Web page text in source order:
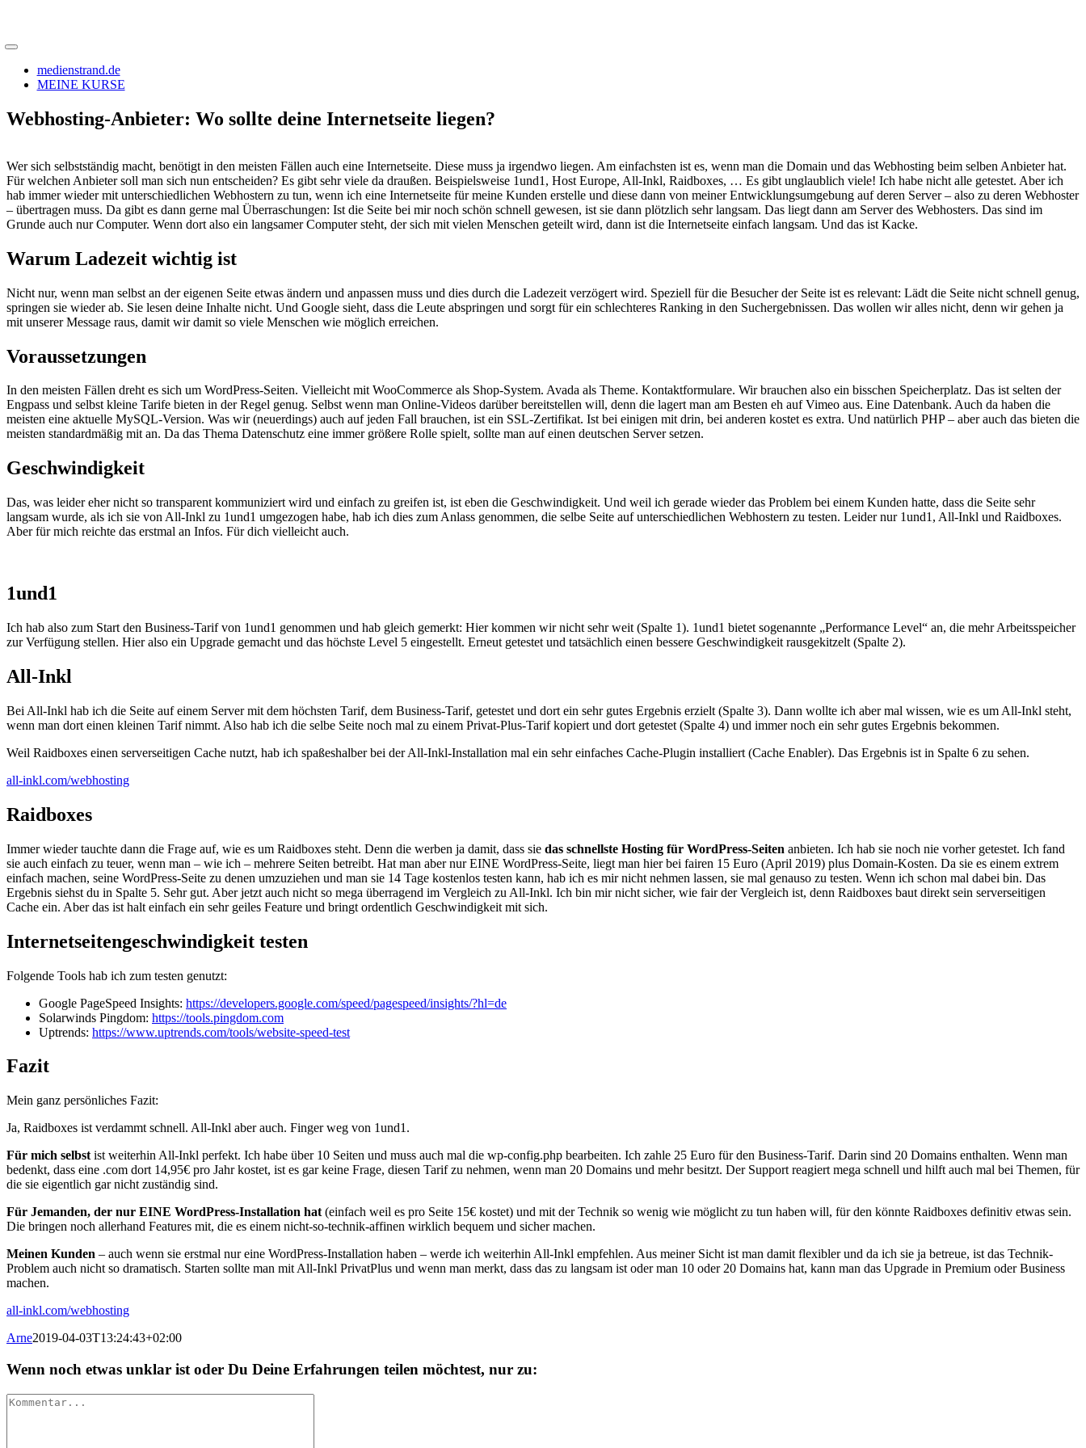
medienstrand.de
MEINE KURSE
Webhosting-Anbieter: Wo sollte deine Internetseite liegen?
Wer sich selbstständig macht, benötigt in den meisten Fällen auch eine Internetseite. Diese muss ja irgendwo liegen. Am einfachsten ist es, wenn man die Domain und das Webhosting beim selben Anbieter hat.
Für welchen Anbieter soll man sich nun entscheiden? Es gibt sehr viele da draußen. Beispielsweise 1und1, Host Europe, All-Inkl, Raidboxes, … Es gibt unglaublich viele! Ich habe nicht alle getestet. Aber ich
hab immer wieder mit unterschiedlichen Webhostern zu tun, wenn ich eine Internetseite für meine Kunden erstelle und diese dann von meiner Entwicklungsumgebung auf deren Server – also zu deren Webhoster
– übertragen muss. Da gibt es dann gerne mal Überraschungen: Ist die Seite bei mir noch schön schnell gewesen, ist sie dann plötzlich sehr langsam. Das liegt dann am Server des Webhosters. Das sind im
Grunde auch nur Computer. Wenn dort also ein langsamer Computer steht, der sich mit vielen Menschen geteilt wird, dann ist die Internetseite einfach langsam. Und das ist Kacke.
Warum Ladezeit wichtig ist
Nicht nur, wenn man selbst an der eigenen Seite etwas ändern und anpassen muss und dies durch die Ladezeit verzögert wird. Speziell für die Besucher der Seite ist es relevant: Lädt die Seite nicht schnell genug,
springen sie wieder ab. Sie lesen deine Inhalte nicht. Und Google sieht, dass die Leute abspringen und sorgt für ein schlechteres Ranking in den Suchergebnissen. Das wollen wir alles nicht, denn wir gehen ja
mit unserer Message raus, damit wir damit so viele Menschen wie möglich erreichen.
Voraussetzungen
In den meisten Fällen dreht es sich um WordPress-Seiten. Vielleicht mit WooCommerce als Shop-System. Avada als Theme. Kontaktformulare. Wir brauchen also ein bisschen Speicherplatz. Das ist selten der
Engpass und selbst kleine Tarife bieten in der Regel genug. Selbst wenn man Online-Videos darüber bereitstellen will, denn die lagert man am Besten eh auf Vimeo aus. Eine Datenbank. Auch da haben die
meisten eine aktuelle MySQL-Version. Was wir (neuerdings) auch auf jeden Fall brauchen, ist ein SSL-Zertifikat. Ist bei einigen mit drin, bei anderen kostet es extra. Und natürlich PHP – aber auch das bieten die
meisten standardmäßig mit an. Da das Thema Datenschutz eine immer größere Rolle spielt, sollte man auf einen deutschen Server setzen.
Geschwindigkeit
Das, was leider eher nicht so transparent kommuniziert wird und einfach zu greifen ist, ist eben die Geschwindigkeit. Und weil ich gerade wieder das Problem bei einem Kunden hatte, dass die Seite sehr
langsam wurde, als ich sie von All-Inkl zu 1und1 umgezogen habe, hab ich dies zum Anlass genommen, die selbe Seite auf unterschiedlichen Webhostern zu testen. Leider nur 1und1, All-Inkl und Raidboxes.
Aber für mich reichte das erstmal an Infos. Für dich vielleicht auch.
1und1
Ich hab also zum Start den Business-Tarif von 1und1 genommen und hab gleich gemerkt: Hier kommen wir nicht sehr weit (Spalte 1). 1und1 bietet sogenannte „Performance Level“ an, die mehr Arbeitsspeicher
zur Verfügung stellen. Hier also ein Upgrade gemacht und das höchste Level 5 eingestellt. Erneut getestet und tatsächlich einen bessere Geschwindigkeit rausgekitzelt (Spalte 2).
All-Inkl
Bei All-Inkl hab ich die Seite auf einem Server mit dem höchsten Tarif, dem Business-Tarif, getestet und dort ein sehr gutes Ergebnis erzielt (Spalte 3). Dann wollte ich aber mal wissen, wie es um All-Inkl steht,
wenn man dort einen kleinen Tarif nimmt. Also hab ich die selbe Seite noch mal zu einem Privat-Plus-Tarif kopiert und dort getestet (Spalte 4) und immer noch ein sehr gutes Ergebnis bekommen.
Weil Raidboxes einen serverseitigen Cache nutzt, hab ich spaßeshalber bei der All-Inkl-Installation mal ein sehr einfaches Cache-Plugin installiert (Cache Enabler). Das Ergebnis ist in Spalte 6 zu sehen.
all-inkl.com/webhosting
Raidboxes
Immer wieder tauchte dann die Frage auf, wie es um Raidboxes steht. Denn die werben ja damit, dass sie das schnellste Hosting für WordPress-Seiten anbieten. Ich hab sie noch nie vorher getestet. Ich fand
sie auch einfach zu teuer, wenn man – wie ich – mehrere Seiten betreibt. Hat man aber nur EINE WordPress-Seite, liegt man hier bei fairen 15 Euro (April 2019) plus Domain-Kosten. Da sie es einem extrem
einfach machen, seine WordPress-Seite zu denen umzuziehen und man sie 14 Tage kostenlos testen kann, hab ich es mir nicht nehmen lassen, sie mal genauso zu testen. Wenn ich schon mal dabei bin. Das
Ergebnis siehst du in Spalte 5. Sehr gut. Aber jetzt auch nicht so mega überragend im Vergleich zu All-Inkl. Ich bin mir nicht sicher, wie fair der Vergleich ist, denn Raidboxes baut direkt sein serverseitigen
Cache ein. Aber das ist halt einfach ein sehr geiles Feature und bringt ordentlich Geschwindigkeit mit sich.
Internetseitengeschwindigkeit testen
Folgende Tools hab ich zum testen genutzt:
Google PageSpeed Insights: https://developers.google.com/speed/pagespeed/insights/?hl=de
Solarwinds Pingdom: https://tools.pingdom.com
Uptrends: https://www.uptrends.com/tools/website-speed-test
Fazit
Mein ganz persönliches Fazit:
Ja, Raidboxes ist verdammt schnell. All-Inkl aber auch. Finger weg von 1und1.
Für mich selbst ist weiterhin All-Inkl perfekt. Ich habe über 10 Seiten und muss auch mal die wp-config.php bearbeiten. Ich zahle 25 Euro für den Business-Tarif. Darin sind 20 Domains enthalten. Wenn man
bedenkt, dass eine .com dort 14,95€ pro Jahr kostet, ist es gar keine Frage, diesen Tarif zu nehmen, wenn man 20 Domains und mehr besitzt. Der Support reagiert mega schnell und hilft auch mal bei Themen, für
die sie eigentlich gar nicht zuständig sind.
Für Jemanden, der nur EINE WordPress-Installation hat (einfach weil es pro Seite 15€ kostet) und mit der Technik so wenig wie möglicht zu tun haben will, für den könnte Raidboxes definitiv etwas sein.
Die bringen noch allerhand Features mit, die es einem nicht-so-technik-affinen wirklich bequem und sicher machen.
Meinen Kunden – auch wenn sie erstmal nur eine WordPress-Installation haben – werde ich weiterhin All-Inkl empfehlen. Aus meiner Sicht ist man damit flexibler und da ich sie ja betreue, ist das Technik-
Problem auch nicht so dramatisch. Starten sollte man mit All-Inkl PrivatPlus und wenn man merkt, dass das zu langsam ist oder man 10 oder 20 Domains hat, kann man das Upgrade in Premium oder Business
machen.
all-inkl.com/webhosting
Arne2019-04-03T13:24:43+02:00
Wenn noch etwas unklar ist oder Du Deine Erfahrungen teilen möchtest, nur zu: